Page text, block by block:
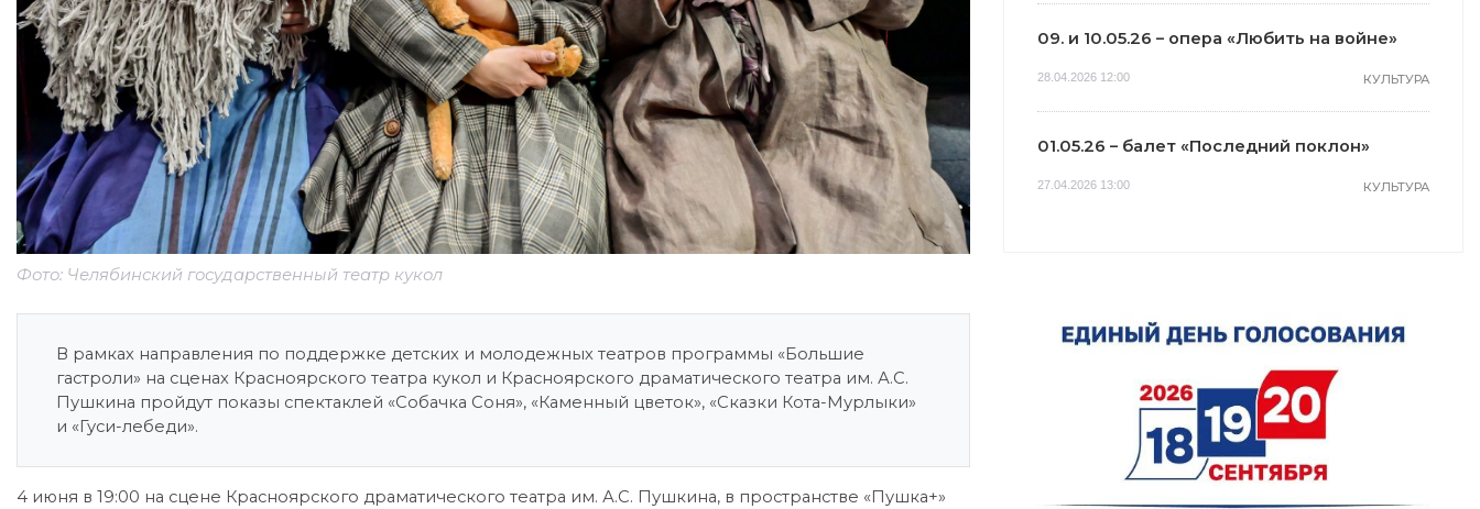
Фото: Челябинский государственный театр кукол
В рамках направления по поддержке детских и молодежных театров программы «Большие
гастроли» на сценах Красноярского театра кукол и Красноярского драматического театра им. А.С.
Пушкина пройдут показы спектаклей «Собачка Соня», «Каменный цветок», «Сказки Кота-Мурлыки»
и «Гуси-лебеди».
4 июня в 19:00 на сцене Красноярского драматического театра им. А.С. Пушкина, в пространстве «Пушка+»
09. и 10.05.26 – опера «Любить на войне»
28.04.2026 12:00 КУЛЬТУРА
01.05.26 – балет «Последний поклон»
27.04.2026 13:00 КУЛЬТУРА